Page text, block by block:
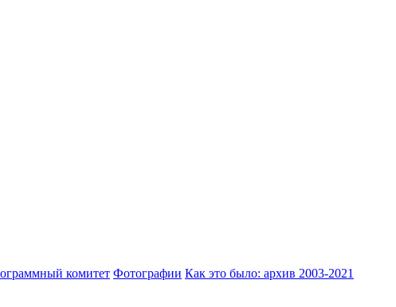
комитет Фотографии Как это было: архив 2003-2021